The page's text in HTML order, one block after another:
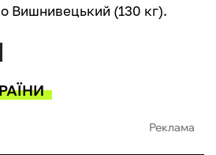
Вишнивецький (130 кг).
Реклама